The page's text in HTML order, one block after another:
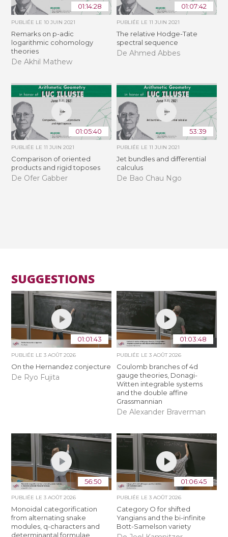
01:14:28
PUBLIÉE LE10 JUIN 2021
Remarks on p-adic
logarithmic cohomology
theories
De Akhil Mathew
01:07:42
PUBLIÉE LE 11 JUIN 2021
The relative Hodge-Tate
spectral sequence
De Ahmed Abbes
01:05:40
PUBLIÉE LE11 JUIN 2021
Comparison of oriented
products and rigid toposes
De Ofer Gabber
53:39
PUBLIÉE LE 11 JUIN 2021
Jet bundles and differential
calculus
De Bao Chau Ngo
SUGGESTIONS
01:01:43
PUBLIÉE LE3 AOÛT 2026
On the Hernandez conjecture
De Ryo Fujita
01:03:48
PUBLIÉE LE 3 AOÛT 2026
Coulomb branches of 4d
gauge theories, Donagi-
Witten integrable systems
and the double affine
Grassmannian
De Alexander Braverman
56:50
PUBLIÉE LE3 AOÛT 2026
Monoidal categorification
from alternating snake
modules, q-characters and
determinantal formulae
01:06:45
PUBLIÉE LE 3 AOÛT 2026
Category O for shifted
Yangians and the bi-infinite
Bott-Samelson variety